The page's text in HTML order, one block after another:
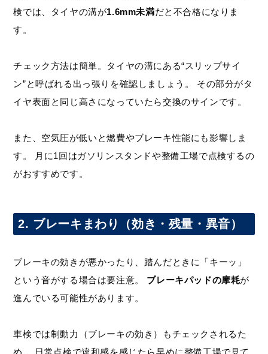
検では、タイヤの溝が1.6mm未満だと不合格になりま
す。
チェック方法は簡単。タイヤの溝にある“スリップサイ
ン”と呼ばれる出っ張りを確認しましょう。 その部分がタ
イヤ表面と同じ高さになっていたら交換のサインです。
また、空気圧が低いと燃費やブレーキ性能にも影響しま
す。 月に1回はガソリンスタンドや整備工場で点検するの
がおすすめです。
2. ブレーキまわり（効き・残量・異音）
ブレーキの効きが悪かったり、踏んだときに「キーッ」
という音がする場合は要注意。 ブレーキパッドの摩耗が
進んでいる可能性があります。
車検では制動力（ブレーキの効き）もチェックされるた
め、 日常点検で違和感を感じたら早めに整備工場で見て